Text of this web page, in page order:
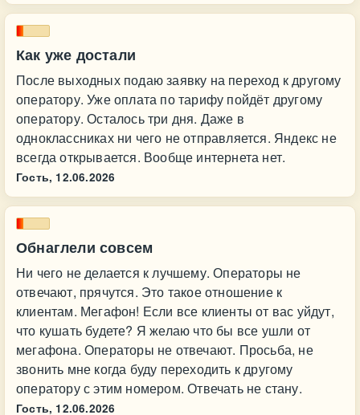
Как уже достали
После выходных подаю заявку на переход к другому
оператору. Уже оплата по тарифу пойдёт другому
оператору. Осталось три дня. Даже в
одноклассниках ни чего не отправляется. Яндекс не
всегда открывается. Вообще интернета нет.
Гость, 12.06.2026
Обнаглели совсем
Ни чего не делается к лучшему. Операторы не
отвечают, прячутся. Это такое отношение к
клиентам. Мегафон! Если все клиенты от вас уйдут,
что кушать будете? Я желаю что бы все ушли от
мегафона. Операторы не отвечают. Просьба, не
звонить мне когда буду переходить к другому
оператору с этим номером. Отвечать не стану.
Гость, 12.06.2026